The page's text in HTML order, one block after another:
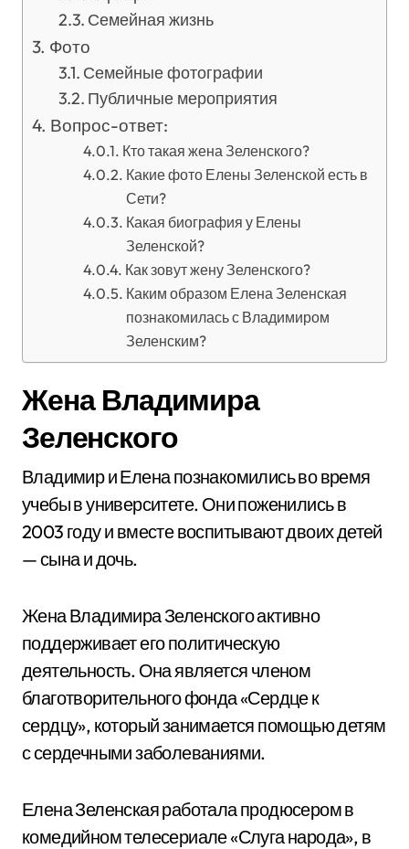
Семейная жизнь
Фото
Семейные фотографии
Публичные мероприятия
Вопрос-ответ:
Кто такая жена Зеленского?
Какие фото Елены Зеленской есть в
Сети?
Какая биография у Елены
Зеленской?
Как зовут жену Зеленского?
Каким образом Елена Зеленская
познакомилась с Владимиром
Зеленским?
Жена Владимира
Зеленского
Владимир и Елена познакомились во время
учебы в университете. Они поженились в
2003 году и вместе воспитывают двоих детей
— сына и дочь.
Жена Владимира Зеленского активно
поддерживает его политическую
деятельность. Она является членом
благотворительного фонда «Сердце к
сердцу», который занимается помощью детям
с сердечными заболеваниями.
Елена Зеленская работала продюсером в
комедийном телесериале «Слуга народа», в